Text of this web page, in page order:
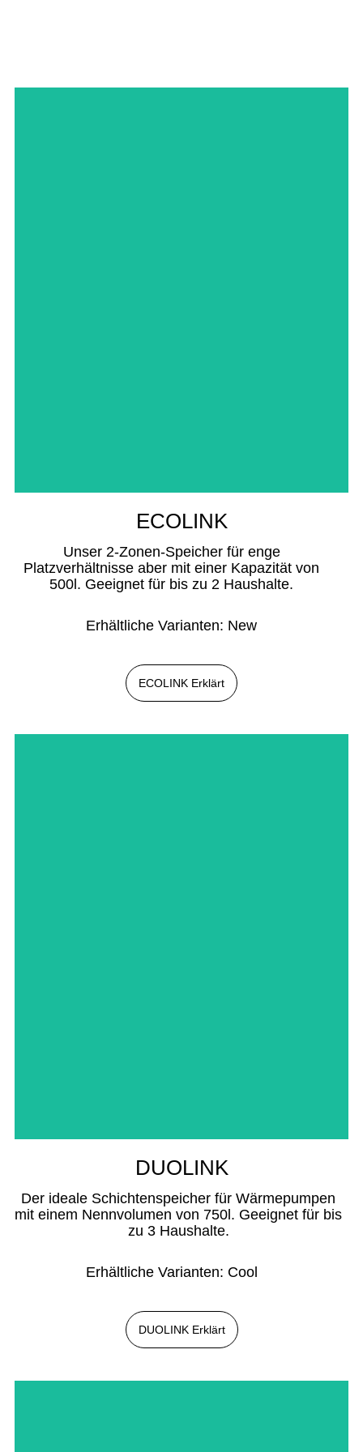
ECOLINK
Unser 2-Zonen-Speicher für enge
Platzverhältnisse aber mit einer Kapazität von
500l. Geeignet für bis zu 2 Haushalte.
Erhältliche Varianten: New
ECOLINK Erklärt
DUOLINK
Der ideale Schichtenspeicher für Wärmepumpen
mit einem Nennvolumen von 750l. Geeignet für bis
zu 3 Haushalte.
Erhältliche Varianten: Cool
DUOLINK Erklärt